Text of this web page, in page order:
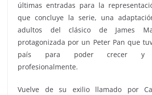
últimas entradas para la
que concluye la serie, una
adultos del clásico de James
protagonizada por un Peter Pan que
país para poder crecer y
profesionalmente.
Vuelve de su exilio llamado por